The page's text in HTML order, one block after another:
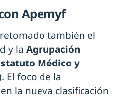
Apemyf
también el
y la Agrupación
Médico y
El foco de la
la nueva clasificación